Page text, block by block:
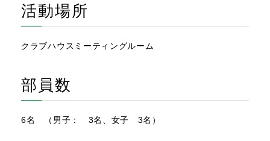
活動場所
クラブハウスミーティングルーム
部員数
6名 （男子： 3名、女子 3名）